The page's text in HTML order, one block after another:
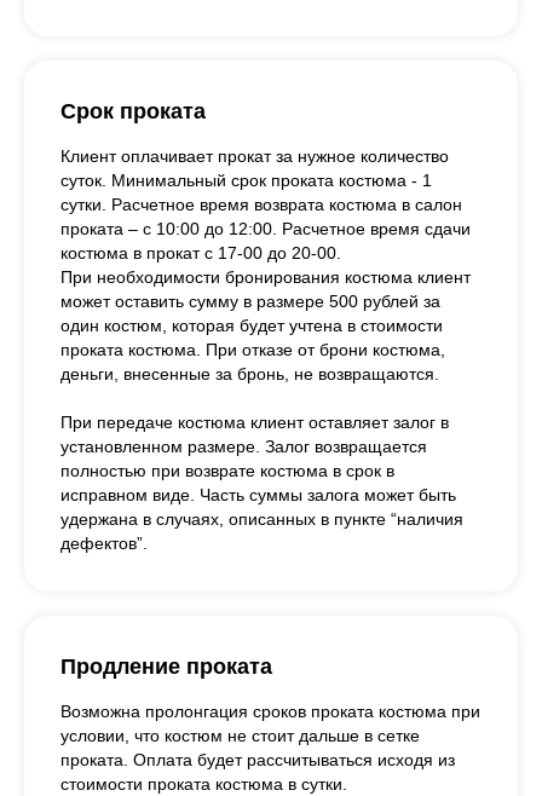
Срок проката
Клиент оплачивает прокат за нужное количество
суток. Минимальный срок проката костюма - 1
сутки. Расчетное время возврата костюма в салон
проката – с 10:00 до 12:00. Расчетное время сдачи
костюма в прокат с 17-00 до 20-00.
При необходимости бронирования костюма клиент
может оставить сумму в размере 500 рублей за
один костюм, которая будет учтена в стоимости
проката костюма. При отказе от брони костюма,
деньги, внесенные за бронь, не возвращаются.
При передаче костюма клиент оставляет залог в
установленном размере. Залог возвращается
полностью при возврате костюма в срок в
исправном виде. Часть суммы залога может быть
удержана в случаях, описанных в пункте “наличия
дефектов”.
Продление проката
Возможна пролонгация сроков проката костюма при
условии, что костюм не стоит дальше в сетке
проката. Оплата будет рассчитываться исходя из
стоимости проката костюма в сутки.